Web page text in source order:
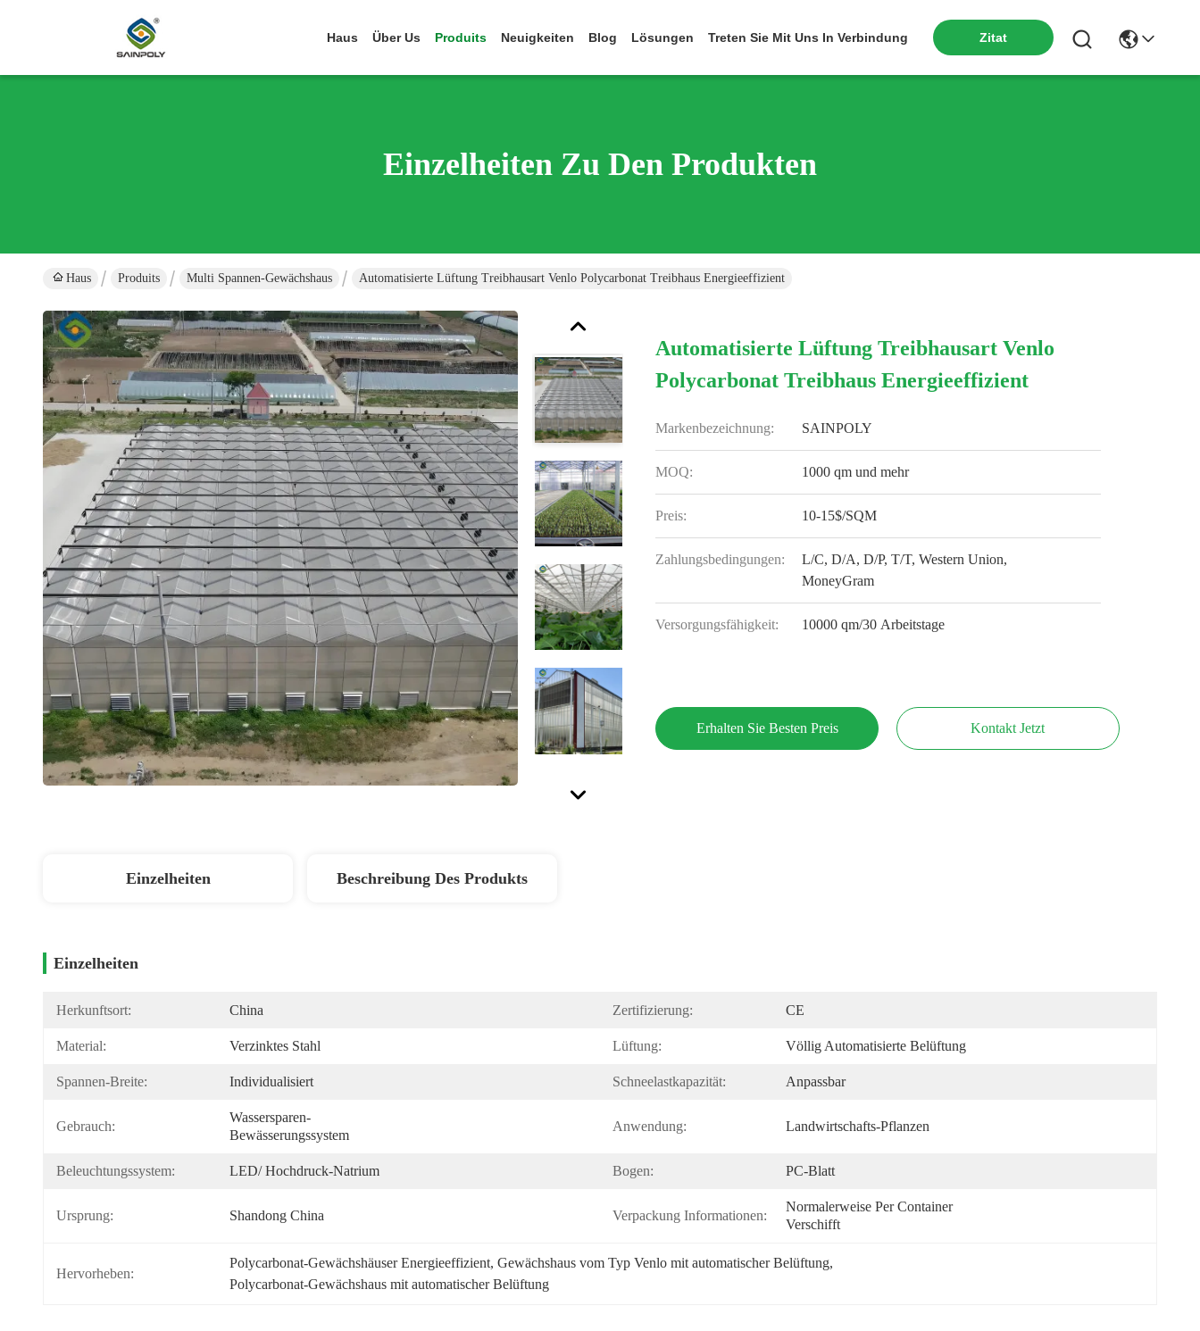
Haus Über Us Produits Neuigkeiten Blog Lösungen Treten Sie Mit Uns In Verbindung Zitat
Einzelheiten Zu Den Produkten
Haus Produits Multi Spannen-Gewächshaus Automatisierte Lüftung Treibhausart Venlo Polycarbonat Treibhaus Energieeffizient
Automatisierte Lüftung Treibhausart Venlo
Polycarbonat Treibhaus Energieeffizient
Markenbezeichnung: SAINPOLY
MOQ: 1000 qm und mehr
Preis: 10-15$/SQM
Zahlungsbedingungen:
L/C, D/A, D/P, T/T, Western Union,
MoneyGram
Versorgungsfähigkeit: 10000 qm/30 Arbeitstage
Erhalten Sie Besten Preis Kontakt Jetzt
Einzelheiten Beschreibung Des Produkts
Einzelheiten
Herkunftsort: China Zertifizierung: CE
Material: Verzinktes Stahl Lüftung: Völlig Automatisierte Belüftung
Spannen-Breite: Individualisiert Schneelastkapazität: Anpassbar
Gebrauch:
Wassersparen-
Bewässerungssystem
Anwendung: Landwirtschafts-Pflanzen
Beleuchtungssystem: LED/ Hochdruck-Natrium Bogen: PC-Blatt
Ursprung: Shandong China Verpackung Informationen:
Normalerweise Per Container
Verschifft
Hervorheben:
Polycarbonat-Gewächshäuser Energieeffizient, Gewächshaus vom Typ Venlo mit automatischer Belüftung,
Polycarbonat-Gewächshaus mit automatischer Belüftung